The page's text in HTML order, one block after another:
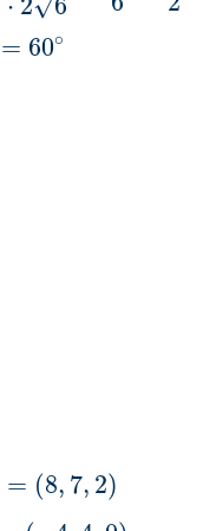
= 60∘
= (8, 7, 2)